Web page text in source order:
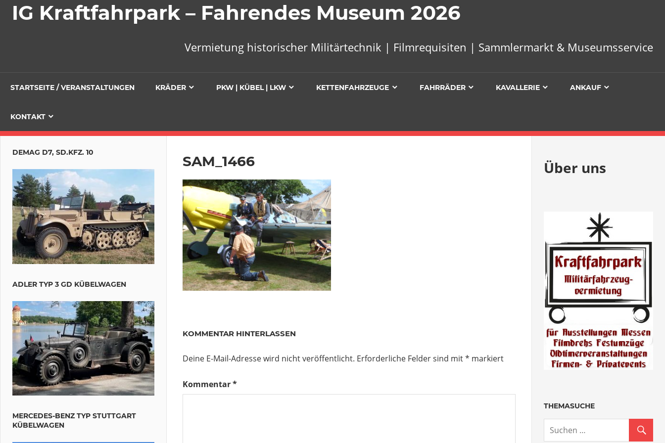
IG Kraftfahrpark – Fahrendes Museum 2026
Vermietung historischer Militärtechnik | Filmrequisiten | Sammlermarkt & Museumsservice
STARTSEITE / VERANSTALTUNGEN KRÄDER PKW | KÜBEL | LKW KETTENFAHRZEUGE FAHRRÄDER KAVALLERIE ANKAUF
KONTAKT
SAM_1466
KOMMENTAR HINTERLASSEN
Deine E-Mail-Adresse wird nicht veröffentlicht. Erforderliche Felder sind mit* markiert
Kommentar*
DEMAG D7, SD.KFZ. 10
ADLER TYP 3 GD KÜBELWAGEN
MERCEDES-BENZ TYP STUTTGART
KÜBELWAGEN
Über uns
THEMASUCHE